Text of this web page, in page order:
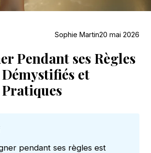
Sophie Martin20 mai 2026
Pendant ses Règles
et
pendant ses règles est